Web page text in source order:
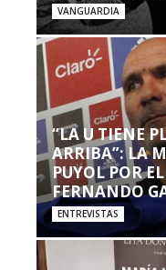
VANGUARDIA
“LA U TIENE
ARRIBA”: LA
PUYOL POR
FERNANDO
ENTREVISTAS